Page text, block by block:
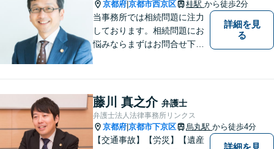
京都府 京都市西京区 桂駅 から徒歩2分
当事務所では相続問題に注力
しております。相続問題にお
悩みならまずはお問合せ下さ
詳細を見
る
藤川 真之介 弁護士
弁護士法人法律事務所リンクス
京都府 京都市下京区 烏丸駅 から徒歩4分
【交通事故】【労災】【遺産
詳細を見